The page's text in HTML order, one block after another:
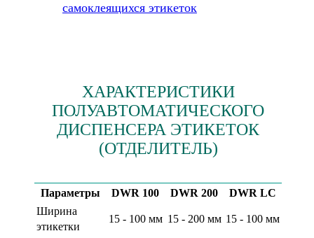
самоклеящихся этикеток
ХАРАКТЕРИСТИКИ
ПОЛУАВТОМАТИЧЕСКОГО
ДИСПЕНСЕРА ЭТИКЕТОК
(ОТДЕЛИТЕЛЬ)
Параметры DWR 100 DWR 200
DWR LC
Ширина
этикетки
15 - 100 мм 15 - 200 мм 15 - 100 мм